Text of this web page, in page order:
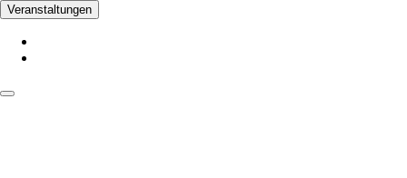
Veranstaltungen